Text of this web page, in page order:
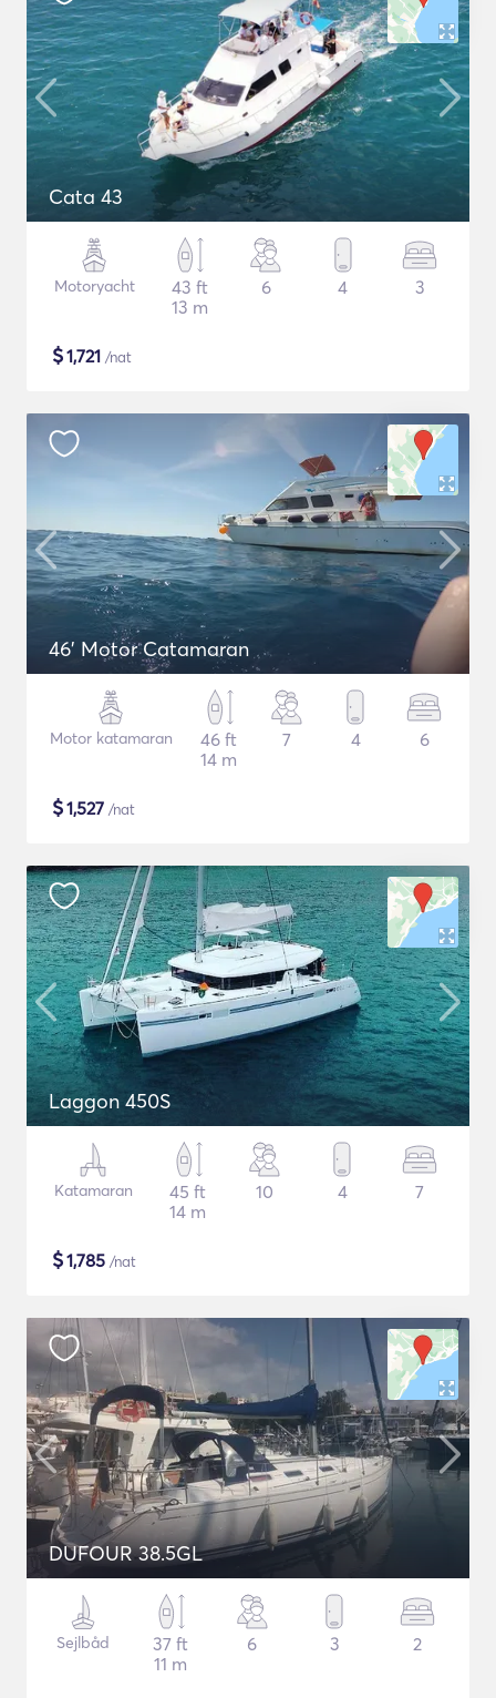
Cata 43
Motoryacht
43 ft
13 m
6 4 3
$1,721 /nat
46' Motor Catamaran
Motor katamaran
46 ft
14 m
7 4 6
$1,527 /nat
Laggon 450S
Katamaran
45 ft
14 m
10 4 7
$1,785 /nat
DUFOUR 38.5GL
Sejlbåd
37 ft
11 m
6 3 2